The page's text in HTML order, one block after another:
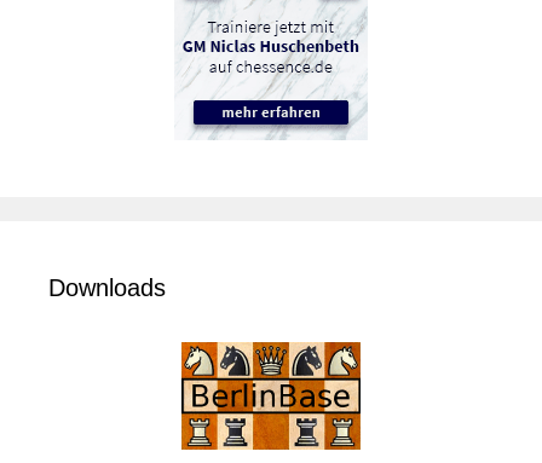
Downloads